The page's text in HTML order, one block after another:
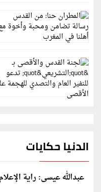
الدنيا حكايات
عبدالله عيسى: راية